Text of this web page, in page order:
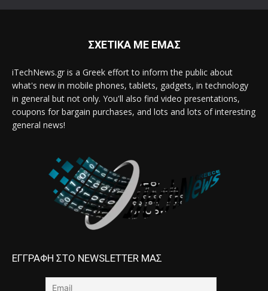
ΣΧΕΤΙΚΑ ΜΕ ΕΜΑΣ
iTechNews.gr is a Greek effort to inform the public about
what's new in mobile phones, tablets, gadgets, in technology
in general but not only. You'll also find video presentations,
coupons for bargain purchases, and lots and lots of interesting
general news!
ΕΓΓΡΑΦΗ ΣΤΟ NEWSLETTER ΜΑΣ